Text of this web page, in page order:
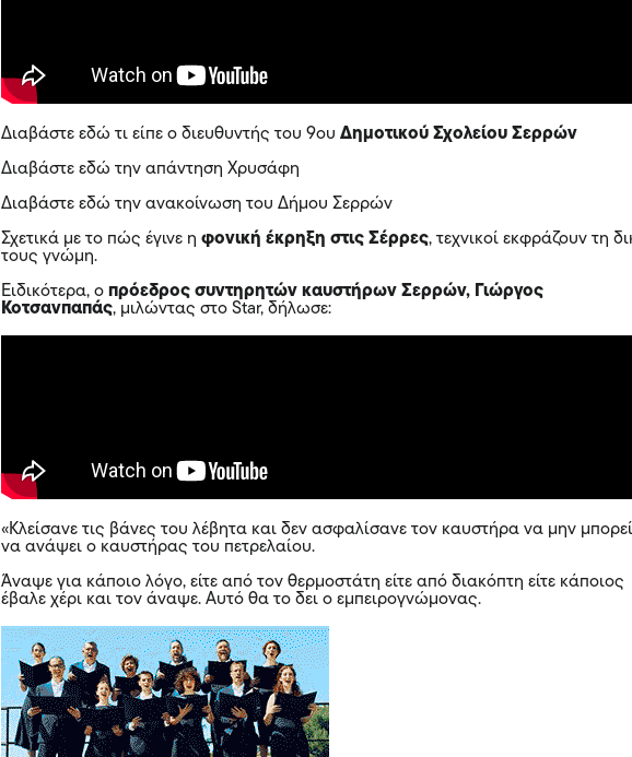
Διαβάστε εδώτι είπε ο διευθυντής του 9ουΔημοτικού Σχολείου Σερρών
Διαβάστε εδώ τηναπάντηση Χρυσάφη
Διαβάστε εδώ την ανακοίνωση του Δήμου Σερρών
Σχετικά με το πώς έγινε ηφονική έκρηξη στις Σέρρες, τεχνικοί εκφράζουν τη
τους γνώμη.
Ειδικότερα, οπρόεδρος συντηρητών καυστήρων Σερρών, Γιώργος
Κοτσανπαπάς, μιλώντας στο Star, δήλωσε:
«Κλείσανε τις βάνες του λέβητα και δεν ασφαλίσανε τον καυστήρα να μην μπορεί
να ανάψει ο καυστήρας του πετρελαίου.
Άναψε για κάποιο λόγο, είτε από τον θερμοστάτη είτε από διακόπτη είτε κάποιος
έβαλε χέρι και τον άναψε. Αυτό θα το δει ο εμπειρογνώμονας.